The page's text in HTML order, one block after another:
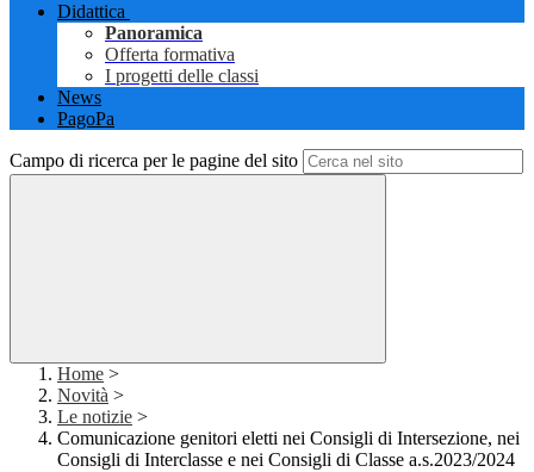
Didattica
Panoramica
Offerta formativa
I progetti delle classi
News
PagoPa
Campo di ricerca per le pagine del sito
Home >
Novità >
Le notizie >
Comunicazione genitori eletti nei Consigli di Intersezione, nei
Consigli di Interclasse e nei Consigli di Classe a.s.2023/2024